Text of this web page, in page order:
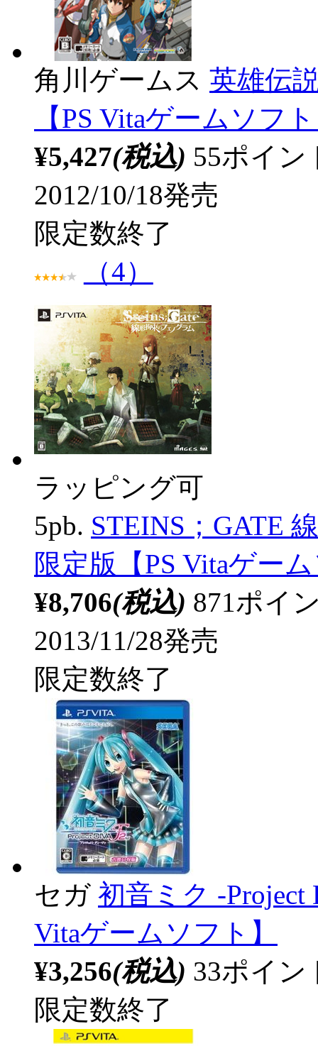
角川ゲームス 英雄伝
【PS Vitaゲームソフ
¥5,427(税込) 55ポイ
2012/10/18発売
限定数終了
（4）
ラッピング可
5pb. STEINS；GATE
限定版【PS Vitaゲー
¥8,706(税込) 871ポイ
2013/11/28発売
限定数終了
セガ 初音ミク -Project
Vitaゲームソフト】
¥3,256(税込) 33ポイ
限定数終了